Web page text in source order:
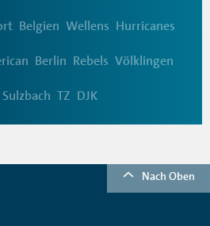
Belgien Wellens Hurricanes
Berlin Rebels Völklingen
Sulzbach TZ DJK
Nach Oben